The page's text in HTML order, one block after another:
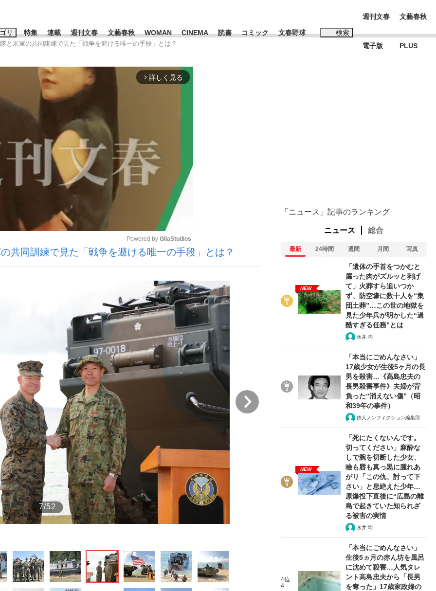
リ
明かした日本代表監督に... 「最悪の空気のまま解散」WBC日本代表“敗戦”の真実 選手が明かす...
「クマが悪者扱いされているのが悲しい」『北の国から』倉本聰氏（91...
カー日本代表・森保一監督...
もっと見る
特集
いまさら聞けない資産運用のすべて
もっと見る
連載 週刊文春 文藝春秋 WOMAN CINEMA 読書 コミック 文春野球 検索
ワードタグ一覧
#高市早苗 #後藤真希 #森岡毅
週刊文春
電子版
文藝春秋
PLUS
と米軍の共同訓練で見た「戦争を避ける唯一の手段」とは？
arrow_forward_ios 詳しく見る
Mute
Powered by GliaStudios
共同訓練で見た「戦争を避ける唯一の手段」とは？
7/52
8/52
「ニュース」記事のランキング
ニュース 総合
最新 24時間 週間 月間 写真
NEW
「遺体の手首をつかむと
腐った肉がズルッと剥げ
て」火葬すら追いつか
ず、防空壕に数十人を“集
団土葬”…この世の地獄を
見た少年兵が明かした“過
酷すぎる任務”とは
永井 均
「本当にごめんなさい」
17歳少女が生後5ヶ月の長
男を殺害…《高島忠夫の
長男殺害事件》夫婦が背
負った“消えない傷”（昭
和39年の事件）
鉄人ノンフィクション編集部
NEW
「死にたくないんです。
切ってください」麻酔な
しで腕を切断した少女、
瞼も唇も真っ黒に腫れあ
がり「この仇、討って下
さい」と息絶えた少年…
原爆投下直後に“広島の離
島で起きていた知られざ
る被害の実情
永井 均
4位
4
「本当にごめんなさい」
生後5ヵ月の赤ん坊を風呂
に沈めて殺害…人気タレ
ント高島忠夫から「長男
を奪った」17歳家政婦の